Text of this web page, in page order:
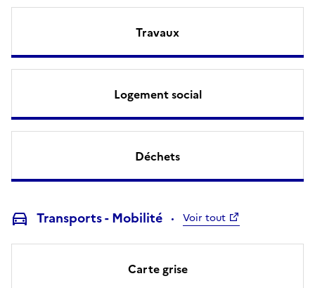
Travaux
Logement social
Déchets
Transports - Mobilité Voir tout
Carte grise